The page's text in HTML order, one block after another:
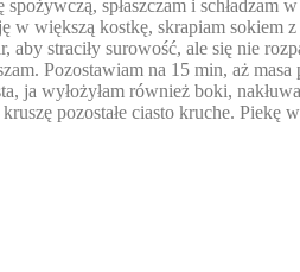
spłaszczam i schładzam
w większą kostkę, skrapiam sokiem z
aby straciły surowość, ale się nie
Pozostawiam na 15 min, aż
ja wyłożyłam również boki,
pozostałe ciasto kruche. Piekę